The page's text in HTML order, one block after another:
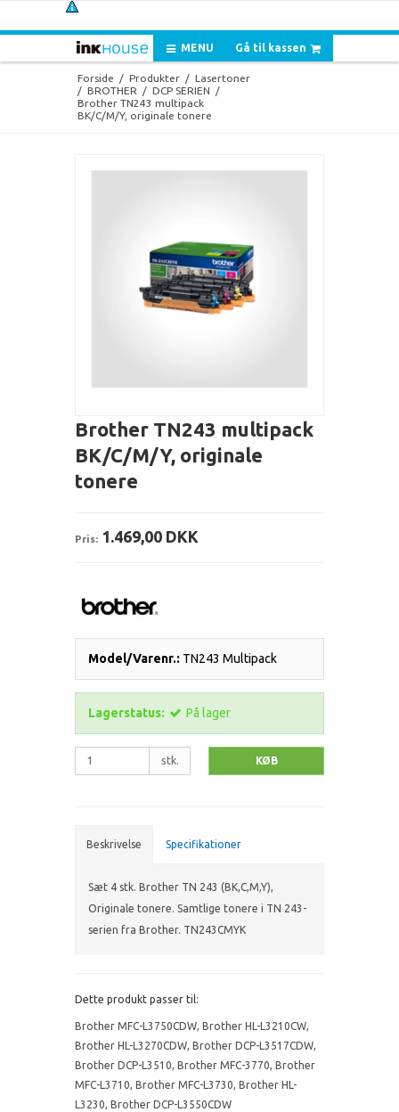
Gå til kassen
MENU
Forside / Produkter / Lasertoner
/ BROTHER / DCP SERIEN
/
Brother TN243 multipack
BK/C/M/Y, originale tonere
Brother TN243 multipack
BK/C/M/Y, originale
tonere
Pris: 1.469,00 DKK
Model/Varenr.: TN243 Multipack
Lagerstatus: På lager
stk. KØB
Beskrivelse Specifikationer
Sæt 4 stk. Brother TN 243 (BK,C,M,Y),
Originale tonere. Samtlige tonere i TN 243-
serien fra Brother. TN243CMYK
Dette produkt passer til:
Brother MFC-L3750CDW, Brother HL-L3210CW,
Brother HL-L3270CDW, Brother DCP-L3517CDW,
Brother DCP-L3510, Brother MFC-3770, Brother
MFC-L3710, Brother MFC-L3730, Brother HL-
L3230, Brother DCP-L3550CDW